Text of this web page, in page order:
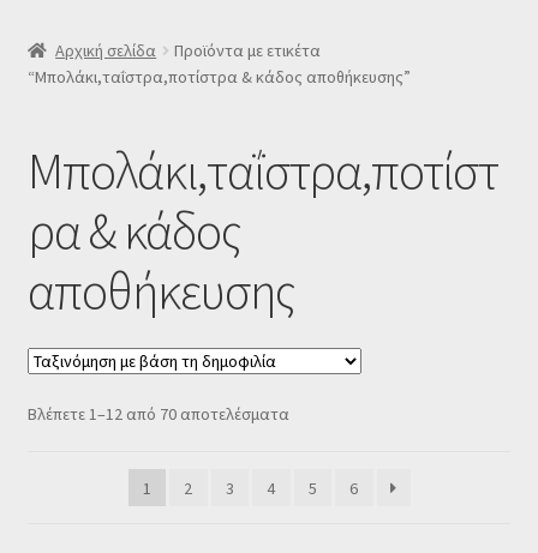
SLIDER
Δελτίο νέων
Επιβεβαίωση εγγραφής στο Newsletter του Dealistas.gr
Επικοινωνία
Καλάθι
Κατάστημα
Ο λογαριασμός μου
Αρχική σελίδα
Προϊόντα με ετικέτα
“Μπολάκι,ταΐστρα,ποτίστρα & κάδος αποθήκευσης”
Μπολάκι,ταΐστρα,ποτίστ
ρα & κάδος
αποθήκευσης
Βλέπετε 1–12 από 70 αποτελέσματαSorted
1
2 3 4 5 6